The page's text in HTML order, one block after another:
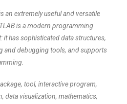
an extremely useful and versatile
is a modern programming
it has sophisticated data structures,
and debugging tools, and supports
tool, interactive program,
data visualization, mathematics,